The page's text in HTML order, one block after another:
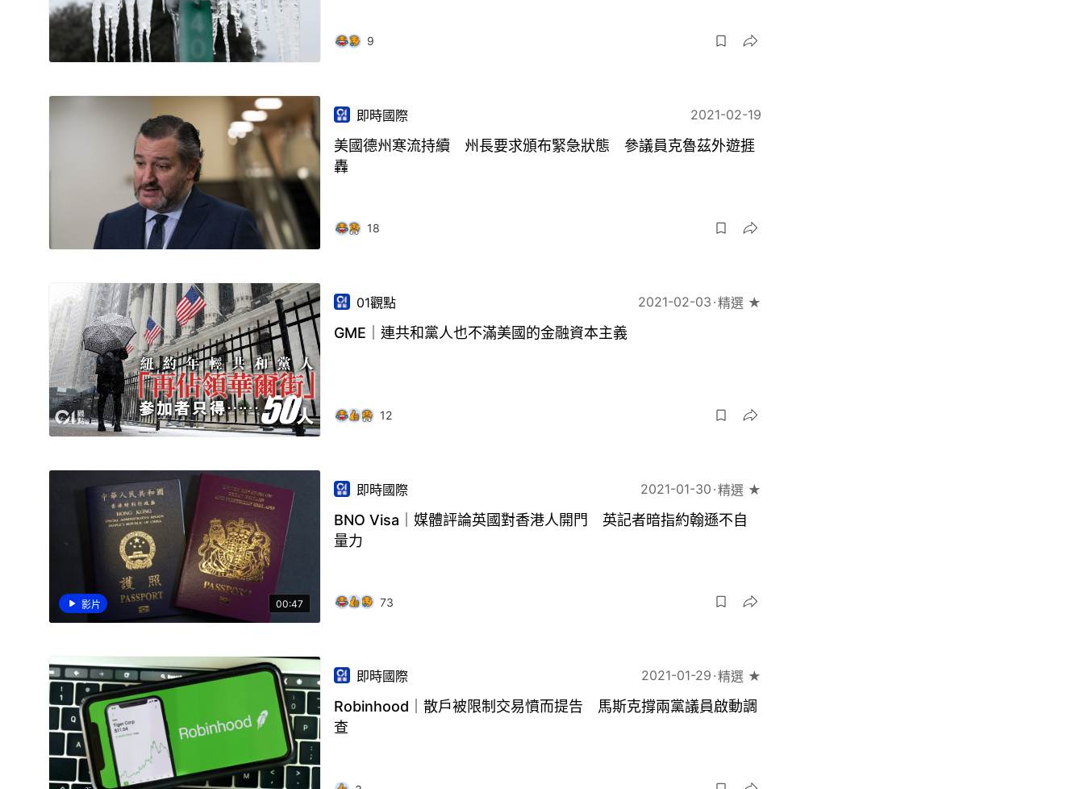
9
即時國際 2021-02-19
美國德州寒流持續 州長要求頒布緊急狀態 參議員克魯茲外遊捱
轟
18
01觀點 2021-02-03 精選 ★
GME｜連共和黨人也不滿美國的金融資本主義
12
影片 00:47
即時國際 2021-01-30 精選 ★
BNO Visa｜媒體評論英國對香港人開門 英記者暗指約翰遜不自
量力
73
即時國際 2021-01-29 精選 ★
Robinhood｜散戶被限制交易憤而提告 馬斯克撐兩黨議員啟動調
查